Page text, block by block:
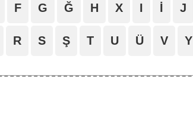
F G Ğ H X I İ J
R S Ş T U Ü V Y